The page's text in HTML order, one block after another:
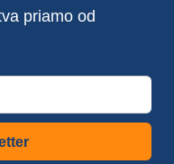
priamo od